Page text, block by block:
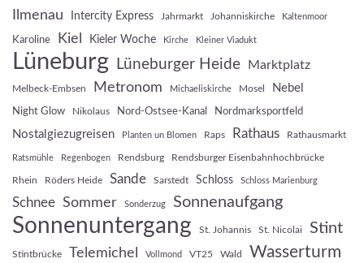
Ilmenau Intercity Express Jahrmarkt Johanniskirche Kaltenmoor
Karoline Kiel Kieler Woche Kirche Kleiner Viadukt
Lüneburg Lüneburger Heide Marktplatz
Melbeck-Embsen Metronom Michaeliskirche Mosel Nebel
Night Glow Nikolaus Nord-Ostsee-Kanal Nordmarksportfeld
Nostalgiezugreisen Planten un Blomen Raps Rathaus Rathausmarkt
Ratsmühle Regenbogen Rendsburg Rendsburger Eisenbahnhochbrücke
Rhein Röders Heide Sande Sarstedt Schloss Schloss Marienburg
Schnee Sommer Sonderzug Sonnenaufgang
Sonnenuntergang St. Johannis St. Nicolai Stint
Stintbrücke Telemichel Vollmond VT25 Wald Wasserturm